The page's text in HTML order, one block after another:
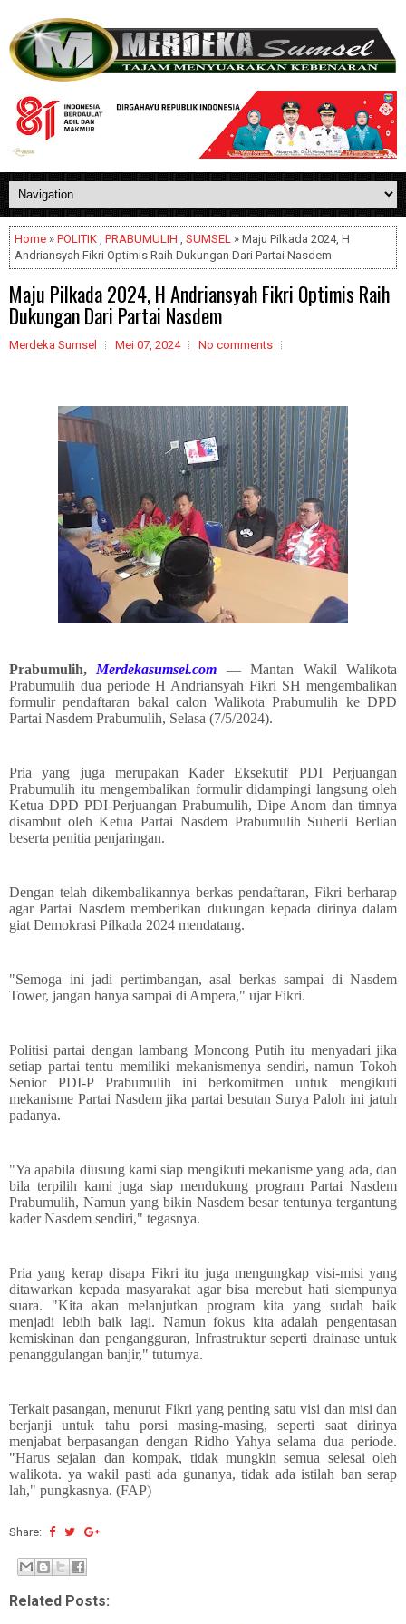
Home » POLITIK , PRABUMULIH , SUMSEL » Maju Pilkada 2024, H
Andriansyah Fikri Optimis Raih Dukungan Dari Partai Nasdem
Maju Pilkada 2024, H Andriansyah Fikri Optimis Raih
Dukungan Dari Partai Nasdem
Merdeka Sumsel Mei 07, 2024 No comments
Prabumulih, Merdekasumsel.com — Mantan Wakil Walikota
Prabumulih dua periode H Andriansyah Fikri SH mengembalikan
formulir pendaftaran bakal calon Walikota Prabumulih ke DPD
Partai Nasdem Prabumulih, Selasa (7/5/2024).
Pria yang juga merupakan Kader Eksekutif PDI Perjuangan
Prabumulih itu mengembalikan formulir didampingi langsung oleh
Ketua DPD PDI-Perjuangan Prabumulih, Dipe Anom dan timnya
disambut oleh Ketua Partai Nasdem Prabumulih Suherli Berlian
beserta penitia penjaringan.
Dengan telah dikembalikannya berkas pendaftaran, Fikri berharap
agar Partai Nasdem memberikan dukungan kepada dirinya dalam
giat Demokrasi Pilkada 2024 mendatang.
"Semoga ini jadi pertimbangan, asal berkas sampai di Nasdem
Tower, jangan hanya sampai di Ampera," ujar Fikri.
Politisi partai dengan lambang Moncong Putih itu menyadari jika
setiap partai tentu memiliki mekanismenya sendiri, namun Tokoh
Senior PDI-P Prabumulih ini berkomitmen untuk mengikuti
mekanisme Partai Nasdem jika partai besutan Surya Paloh ini jatuh
padanya.
"Ya apabila diusung kami siap mengikuti mekanisme yang ada, dan
bila terpilih kami juga siap mendukung program Partai Nasdem
Prabumulih, Namun yang bikin Nasdem besar tentunya tergantung
kader Nasdem sendiri," tegasnya.
Pria yang kerap disapa Fikri itu juga mengungkap visi-misi yang
ditawarkan kepada masyarakat agar bisa merebut hati siempunya
suara. "Kita akan melanjutkan program kita yang sudah baik
menjadi lebih baik lagi. Namun fokus kita adalah pengentasan
kemiskinan dan pengangguran, Infrastruktur seperti drainase untuk
penanggulangan banjir," tuturnya.
Terkait pasangan, menurut Fikri yang penting satu visi dan misi dan
berjanji untuk tahu porsi masing-masing, seperti saat dirinya
menjabat berpasangan dengan Ridho Yahya selama dua periode.
"Harus sejalan dan kompak, tidak mungkin semua selesai oleh
walikota. ya wakil pasti ada gunanya, tidak ada istilah ban serap
lah," pungkasnya. (FAP)
Share:
Related Posts: